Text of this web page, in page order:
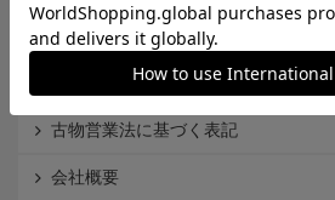
Cookieポリシー
特定商取引法に基づく表記
古物営業法に基づく表記
会社概要